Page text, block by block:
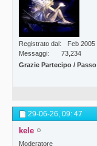
Registrato dal
Feb 2005
Messaggi
73,234
Grazie Partecipo / Passo
29-06-26, 09: 47
kele
Moderatore